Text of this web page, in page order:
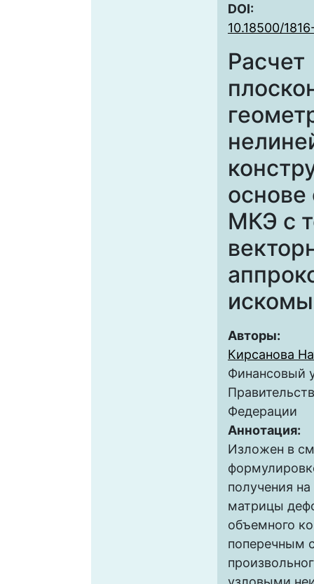
DOI:
10.18500/
Расчет
МКЭ с
Авторы:
Кирсанова
Финансовый
Федерации
Аннотация:
Изложен в
получения
матрицы
объемного
поперечным